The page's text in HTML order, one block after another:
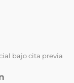
bajo cita previa